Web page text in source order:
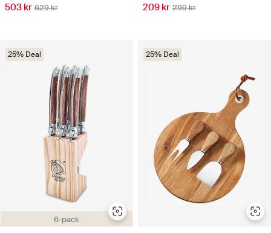
503 kr 629 kr 209 kr 299 kr
6-pack
25% Deal 25% Deal